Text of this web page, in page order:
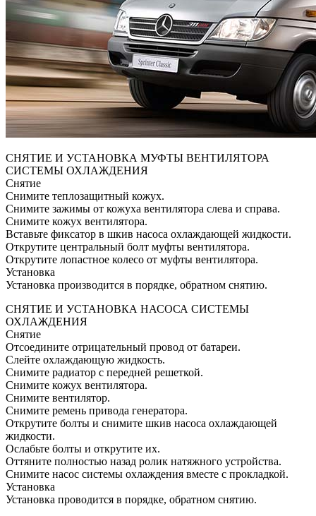
СНЯТИЕ И УСТАНОВКА МУФТЫ ВЕНТИЛЯТОРА
СИСТЕМЫ ОХЛАЖДЕНИЯ
Снятие
Снимите теплозащитный кожух.
Снимите зажимы от кожуха вентилятора слева и справа.
Снимите кожух вентилятора.
Вставьте фиксатор в шкив насоса охлаждающей жидкости.
Открутите центральный болт муфты вентилятора.
Открутите лопастное колесо от муфты вентилятора.
Установка
Установка производится в порядке, обратном снятию.
СНЯТИЕ И УСТАНОВКА НАСОСА СИСТЕМЫ
ОХЛАЖДЕНИЯ
Снятие
Отсоедините отрицательный провод от батареи.
Слейте охлаждающую жидкость.
Снимите радиатор с передней решеткой.
Снимите кожух вентилятора.
Снимите вентилятор.
Снимите ремень привода генератора.
Открутите болты и снимите шкив насоса охлаждающей
жидкости.
Ослабьте болты и открутите их.
Оттяните полностью назад ролик натяжного устройства.
Снимите насос системы охлаждения вместе с прокладкой.
Установка
Установка проводится в порядке, обратном снятию.